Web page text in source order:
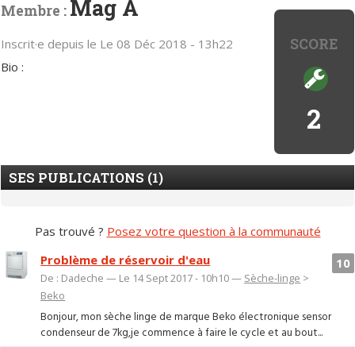
SCORE
2
Membre : Mag A
Inscrit·e depuis le Le 08 Déc 2018 - 13h22
Bio :
SES PUBLICATIONS (1)
Pas trouvé ? Posez votre question à la communauté
10
Problème de réservoir d'eau
De : Dadeche — Le 14 Sept 2017 - 10h10 — Sèche-linge >
Beko
Bonjour, mon sèche linge de marque Beko électronique sensor
condenseur de 7kg,je commence à faire le cycle et au bout...